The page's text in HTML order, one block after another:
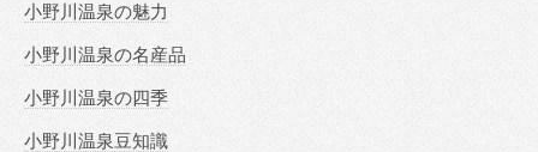
小野川温泉の魅力
小野川温泉の名産品
小野川温泉の四季
小野川温泉豆知識